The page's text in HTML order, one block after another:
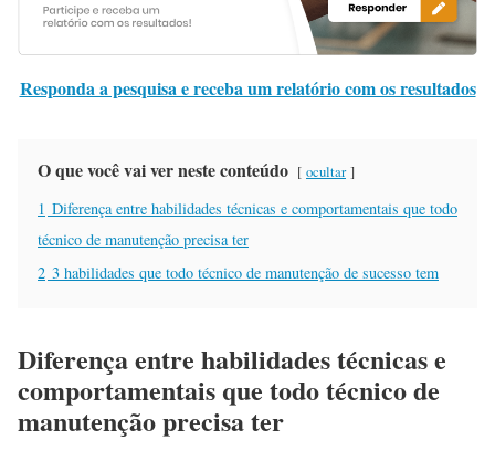
Responda a pesquisa e receba um relatório com os resultados
O que você vai ver neste conteúdo ocultar
1 Diferença entre habilidades técnicas e comportamentais que todo
técnico de manutenção precisa ter
2 3 habilidades que todo técnico de manutenção de sucesso tem
Diferença entre habilidades técnicas e
comportamentais que todo técnico de
manutenção precisa ter